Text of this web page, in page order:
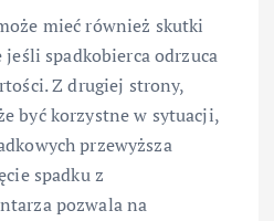
mieć również skutki
spadkobierca odrzuca
Z drugiej strony,
być korzystne w sytuacji,
przewyższa
spadku z
pozwala na